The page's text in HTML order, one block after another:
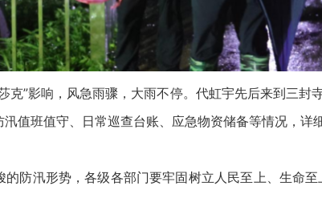
”影响，风急雨骤，大雨不停。代虹宇先后来到三封
值班值守、日常巡查台账、应急物资储备等情况，
汛形势，各级各部门要牢固树立人民至上、生命